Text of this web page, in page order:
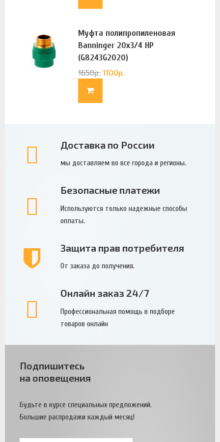
Муфта полипропиленовая
Banninger 20х3/4 НР
(G8243G2020)
1650р. 1100р.
Доставка по России
мы доставляем во все города и регионы.
Безопасные платежи
Используются только надежные способы
оплаты.
Защита прав потребителя
От заказа до получения.
Онлайн заказ 24/7
Профессиональная помощь в подборе
товаров онлайн
Подпишитесь
на оповещения
Будьте в курсе специальных предложений.
Большие распродажи каждый месяц!